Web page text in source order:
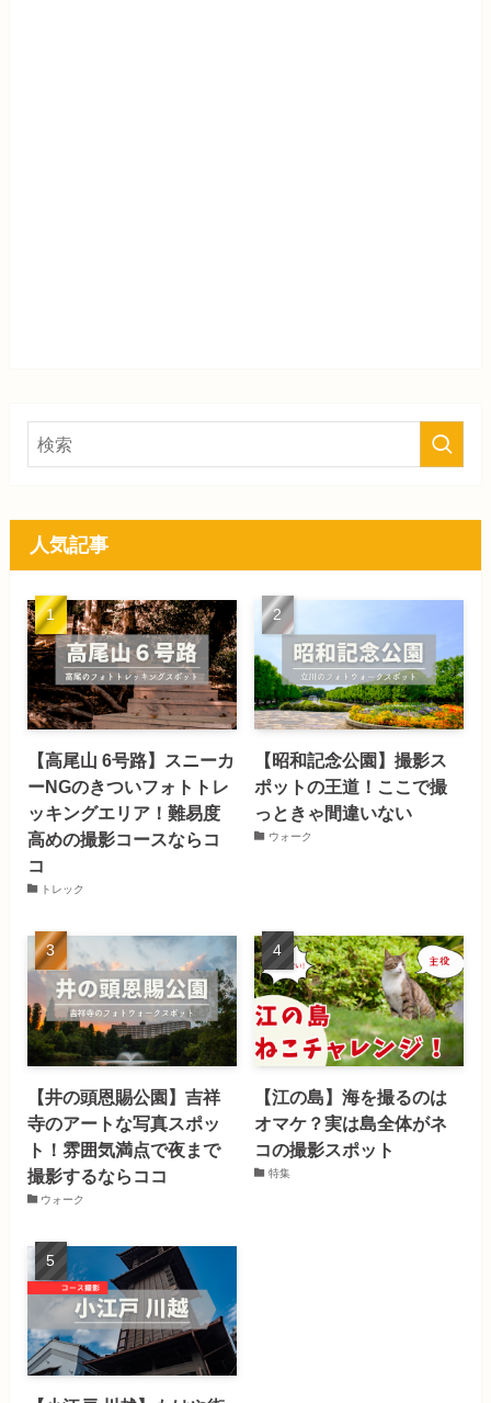
人気記事
【高尾山 6号路】スニーカ
ーNGのきついフォトトレ
ッキングエリア！難易度
高めの撮影コースならコ
コ
トレック
【昭和記念公園】撮影ス
ポットの王道！ここで撮
っときゃ間違いない
ウォーク
【井の頭恩賜公園】吉祥
寺のアートな写真スポッ
ト！雰囲気満点で夜まで
撮影するならココ
ウォーク
【江の島】海を撮るのは
オマケ？実は島全体がネ
コの撮影スポット
特集